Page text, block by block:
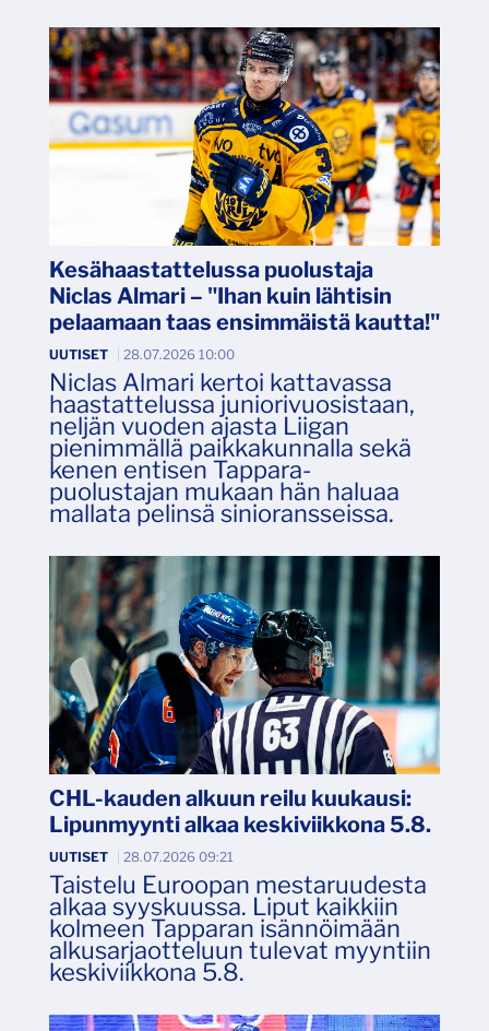
Kesähaastattelussa puolustaja
Niclas Almari – "Ihan kuin lähtisin
pelaamaan taas ensimmäistä kautta!"
UUTISET 28.07.2026 10:00
Niclas Almari kertoi kattavassa
haastattelussa juniorivuosistaan,
neljän vuoden ajasta Liigan
pienimmällä paikkakunnalla sekä
kenen entisen Tappara-
puolustajan mukaan hän haluaa
mallata pelinsä sinioransseissa.
CHL-kauden alkuun reilu kuukausi:
Lipunmyynti alkaa keskiviikkona 5.8.
UUTISET 28.07.2026 09:21
Taistelu Euroopan mestaruudesta
alkaa syyskuussa. Liput kaikkiin
kolmeen Tapparan isännöimään
alkusarjaotteluun tulevat myyntiin
keskiviikkona 5.8.